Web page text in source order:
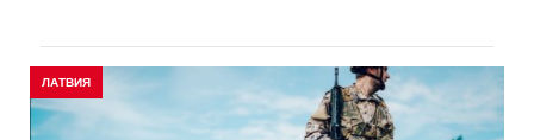
ЛАТВИЯ